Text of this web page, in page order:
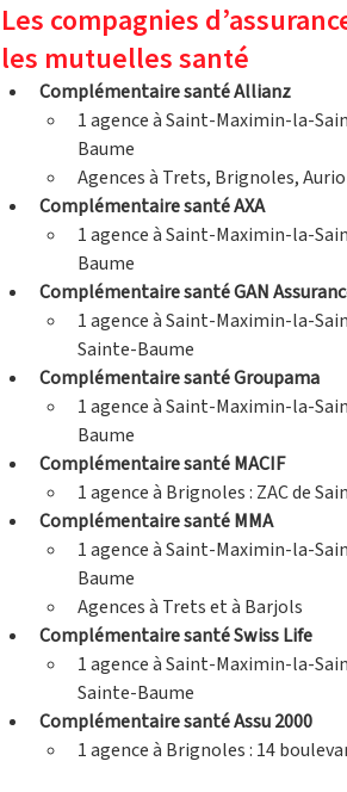
Les compagnies
les mutuelles santé
Complémentaire santé Allianz
1 agence à Saint-Maximin-la-
Baume
Agences à Trets, Brignoles,
Complémentaire santé AXA
1 agence à Saint-Maximin-la-
Baume
Complémentaire santé GAN
1 agence à Saint-Maximin-la-
Sainte-Baume
Complémentaire santé Groupama
1 agence à Saint-Maximin-la-
Baume
Complémentaire santé MACIF
1 agence à Brignoles : ZAC de
Complémentaire santé MMA
1 agence à Saint-Maximin-la-
Baume
Agences à Trets et à Barjols
Complémentaire santé Swiss Life
1 agence à Saint-Maximin-la-
Sainte-Baume
Complémentaire santé Assu 2000
1 agence à Brignoles : 14